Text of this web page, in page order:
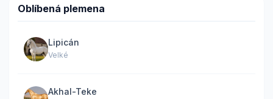
Oblíbená plemena
Lipicán
Velké
Akhal-Teke